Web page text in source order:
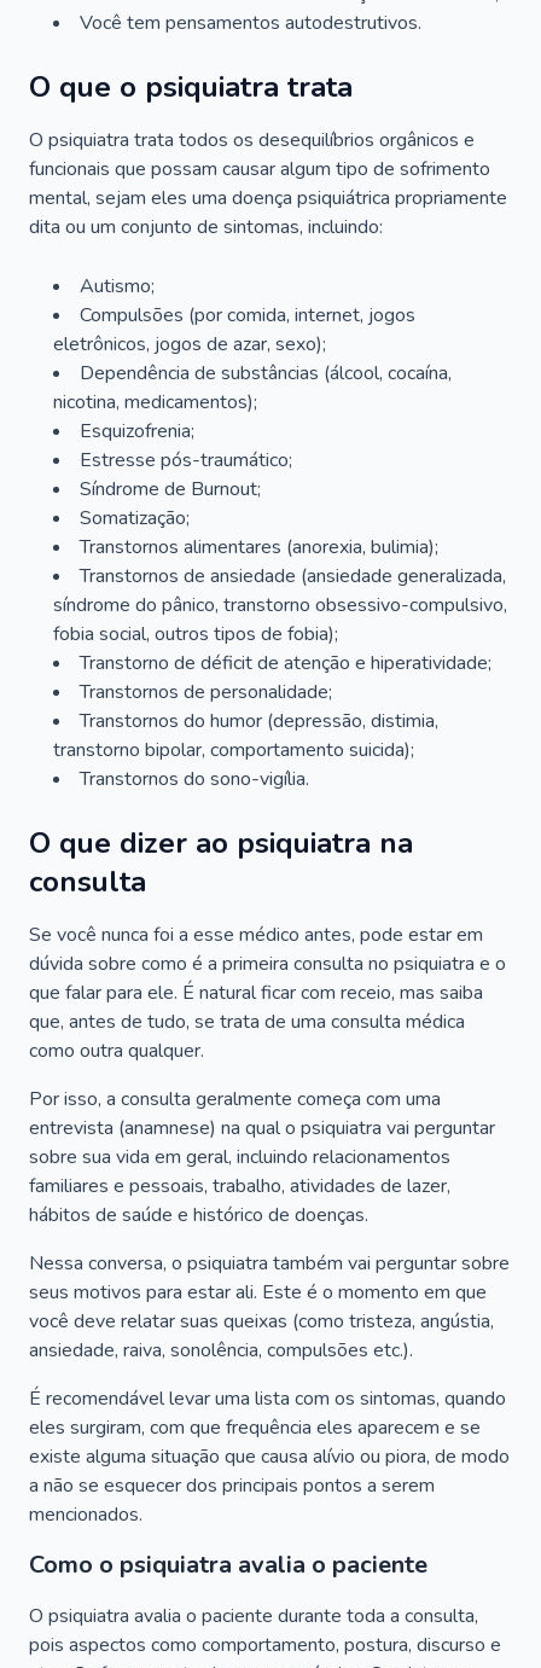
Você tem pensamentos autodestrutivos.
O que o psiquiatra trata
O psiquiatra trata todos os desequilíbrios orgânicos e
funcionais que possam causar algum tipo de sofrimento
mental, sejam eles uma doença psiquiátrica propriamente
dita ou um conjunto de sintomas, incluindo:
Autismo;
Compulsões (por comida, internet, jogos
eletrônicos, jogos de azar, sexo);
Dependência de substâncias (álcool, cocaína,
nicotina, medicamentos);
Esquizofrenia;
Estresse pós-traumático;
Síndrome de Burnout;
Somatização;
Transtornos alimentares (anorexia, bulimia);
Transtornos de ansiedade (ansiedade generalizada,
síndrome do pânico, transtorno obsessivo-compulsivo,
fobia social, outros tipos de fobia);
Transtorno de déficit de atenção e hiperatividade;
Transtornos de personalidade;
Transtornos do humor (depressão, distimia,
transtorno bipolar, comportamento suicida);
Transtornos do sono-vigília.
O que dizer ao psiquiatra na
consulta
Se você nunca foi a esse médico antes, pode estar em
dúvida sobre como é a primeira consulta no psiquiatra e o
que falar para ele. É natural ficar com receio, mas saiba
que, antes de tudo, se trata de uma consulta médica
como outra qualquer.
Por isso, a consulta geralmente começa com uma
entrevista (anamnese) na qual o psiquiatra vai perguntar
sobre sua vida em geral, incluindo relacionamentos
familiares e pessoais, trabalho, atividades de lazer,
hábitos de saúde e histórico de doenças.
Nessa conversa, o psiquiatra também vai perguntar sobre
seus motivos para estar ali. Este é o momento em que
você deve relatar suas queixas (como tristeza, angústia,
ansiedade, raiva, sonolência, compulsões etc.).
É recomendável levar uma lista com os sintomas, quando
eles surgiram, com que frequência eles aparecem e se
existe alguma situação que causa alívio ou piora, de modo
a não se esquecer dos principais pontos a serem
mencionados.
Como o psiquiatra avalia o paciente
O psiquiatra avalia o paciente durante toda a consulta,
pois aspectos como comportamento, postura, discurso e